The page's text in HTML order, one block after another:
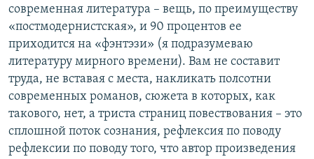
современная литература – вещь, по преимуществу
«постмодернистская», и 90 процентов ее
приходится на «фэнтэзи» (я подразумеваю
литературу мирного времени). Вам не составит
труда, не вставая с места, накликать полсотни
современных романов, сюжета в которых, как
такового, нет, а триста страниц повествования – это
сплошной поток сознания, рефлексия по поводу
рефлексии по поводу того, что автор произведения